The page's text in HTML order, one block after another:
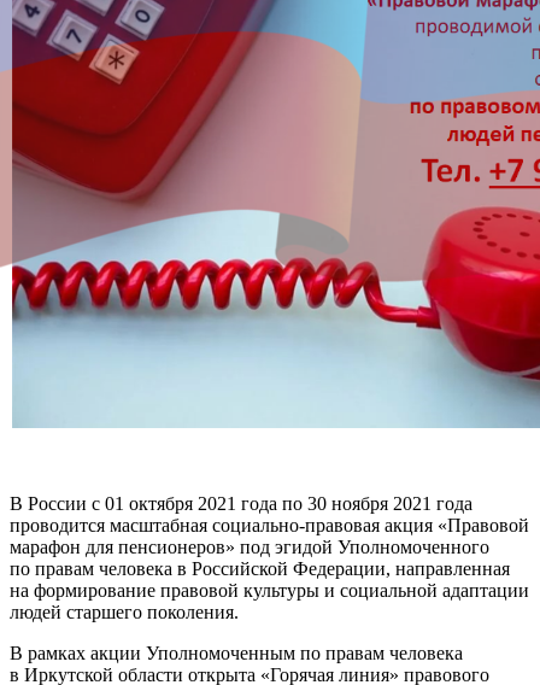
В России с 01 октября 2021 года по 30 ноября 2021 года
проводится масштабная социально-правовая акция «Правовой
марафон для пенсионеров» под эгидой Уполномоченного
по правам человека в Российской Федерации, направленная
на формирование правовой культуры и социальной адаптации
людей старшего поколения.
В рамках акции Уполномоченным по правам человека
в Иркутской области открыта «Горячая линия» правового